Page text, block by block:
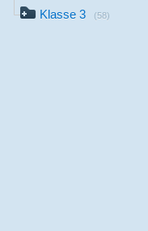
Klasse 3 (58)